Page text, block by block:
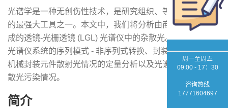
光谱学是一种无创伤性技术，是研究组织、等离子体和材料
的最强大工具之一。本文中，我们将分析由商用光学元件组
成的透镜-光栅透镜 (LGL) 光谱仪中的杂散光。本文概述了
光谱仪系统的序列模式 - 非序列式转换、封装的简单设计、
机械封装元件散射光情况的定量分析以及光谱仪探测器的杂
散光污染情况。
简介
周一至周五
09:00 - 17：30
咨询热线
17771604697